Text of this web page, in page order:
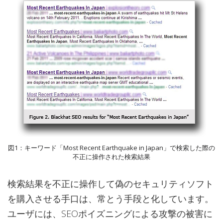
図1：キーワード「Most Recent Earthquake in Japan」で検索した際の
不正に操作された検索結果
検索結果を不正に操作して偽のセキュリティソフト
を購入させる手口は、常とう手段と化しています。
ユーザには、SEOポイズニングによる攻撃の被害に